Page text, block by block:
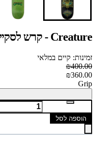
Creature - קרש לסקייטבורד במידה 9.0
זמינות: קיים במלאי
₪400.00
₪360.00
Grip
הוספה לסל